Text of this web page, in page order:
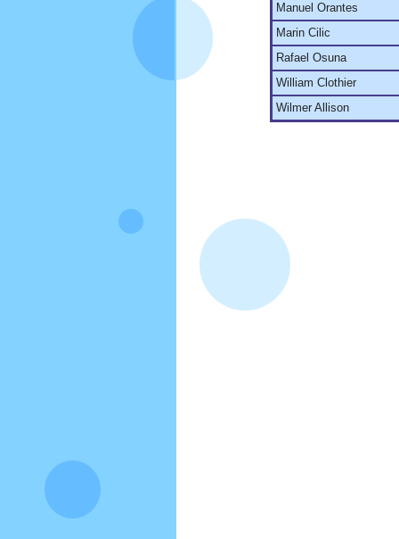
Manuel Orantes
Marin Cilic
Rafael Osuna
William Clothier
Wilmer Allison